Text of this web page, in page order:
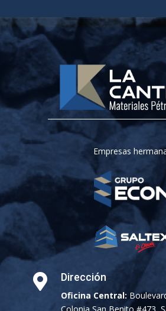
Empresas
 Dirección
Oficina Central:
Colonia San Benito #473,